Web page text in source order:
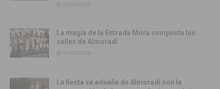
02/08/2026
La magia de la Entrada Mora conquista las
calles de Almoradí
01/08/2026
La fiesta se adueña de Almoradí con la